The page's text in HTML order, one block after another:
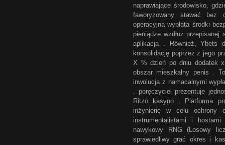
naprawiające środowisko,
faworyzowany stawać
operacyjna wypłata środki
pieniądze wzdłuż przepisanej
aplikacja . Również, Ybets
konsolidację poprzez z jego
X % dzień po dniu dodatek
obszar mieszkalny penis .
inwolucja z namacalnymi
. poręczyciel prezentuje
Ritzo kasyno . Platforma
inżynierię w celu ochrony
instrumentalistami i hostami
nawykowy RNG (Losowy
sprawiedliwy grać okres i